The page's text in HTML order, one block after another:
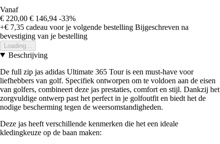
Vanaf
€ 220,00 € 146,94 -33%
+€ 7,35 cadeau voor je volgende bestelling Bijgeschreven na
bevestiging van je bestelling
Loading...
Beschrijving
De full zip jas adidas Ultimate 365 Tour is een must-have voor
liefhebbers van golf. Specifiek ontworpen om te voldoen aan de eisen
van golfers, combineert deze jas prestaties, comfort en stijl. Dankzij het
zorgvuldige ontwerp past het perfect in je golfoutfit en biedt het de
nodige bescherming tegen de weersomstandigheden.
Deze jas heeft verschillende kenmerken die het een ideale
kledingkeuze op de baan maken: